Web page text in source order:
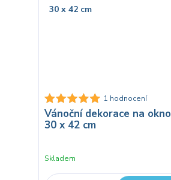
1 hodnocení
Vánoční dekorace na
30 x 42 cm
Skladem